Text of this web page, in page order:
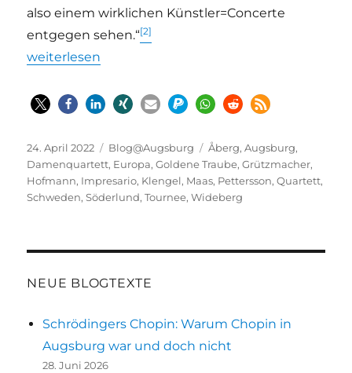
also einem wirklichen Künstler=Concerte
entgegen sehen.“[2]
„Schwedisches Damenquartett in Augsburg 1874 –
weiterlesen
Veröffentlicht
am
24. April 2022 Kategorien
Blog@Augsburg Schlagwörter
Åberg,Augsburg,
Damenquartett, Europa,Goldene Traube,Grützmacher,
Hofmann, Impresario, Klengel, Maas, Pettersson,Quartett,
Schweden,Söderlund,Tournee,Wideberg
NEUE BLOGTEXTE
Schrödingers Chopin: Warum Chopin in
Augsburg war und doch nicht
28. Juni 2026